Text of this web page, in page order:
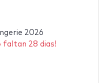
2026
faltan 28 dias!